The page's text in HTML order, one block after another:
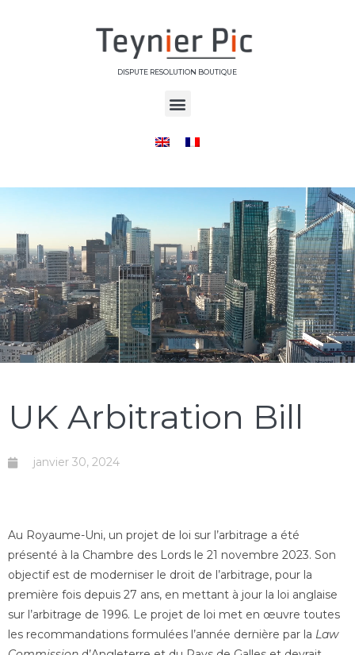
DISPUTE RESOLUTION BOUTIQUE
UK Arbitration Bill
janvier 30, 2024
Au Royaume-Uni, un projet de loi sur l’arbitrage a été
présenté à la Chambre des Lords le 21 novembre 2023. Son
objectif est de moderniser le droit de l’arbitrage, pour la
première fois depuis 27 ans, en mettant à jour la loi anglaise
sur l’arbitrage de 1996. Le projet de loi met en œuvre toutes
les recommandations formulées l’année dernière par la Law